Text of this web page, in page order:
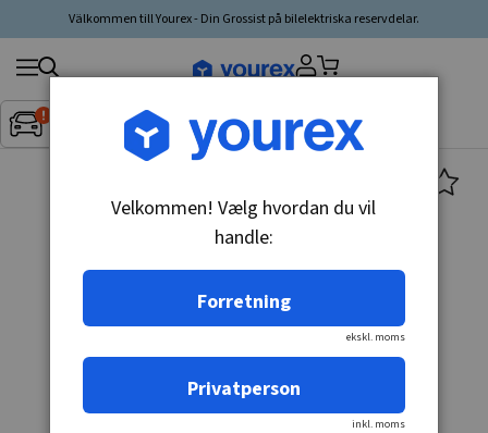
Välkommen till Yourex - Din Grossist på bilelektriska reservdelar.
Inget fordon valt▼
Søg
produkt,
producent,
Velkommen! Vælg hvordan du vil
handle:
Forretning
ekskl. moms
Privatperson
inkl. moms